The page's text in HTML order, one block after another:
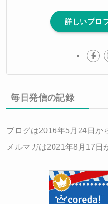
詳しいプロ
毎日発信の記録
ブログは2016年5月24日か
メルマガは2021年8月17日